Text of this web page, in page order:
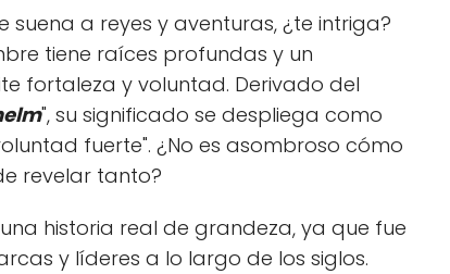
suena a reyes y aventuras, ¿te intriga?
tiene raíces profundas y un
fortaleza y voluntad. Derivado del
", su significado se despliega como
fuerte". ¿No es asombroso cómo
revelar tanto?
historia real de grandeza, ya que fue
y líderes a lo largo de los siglos.